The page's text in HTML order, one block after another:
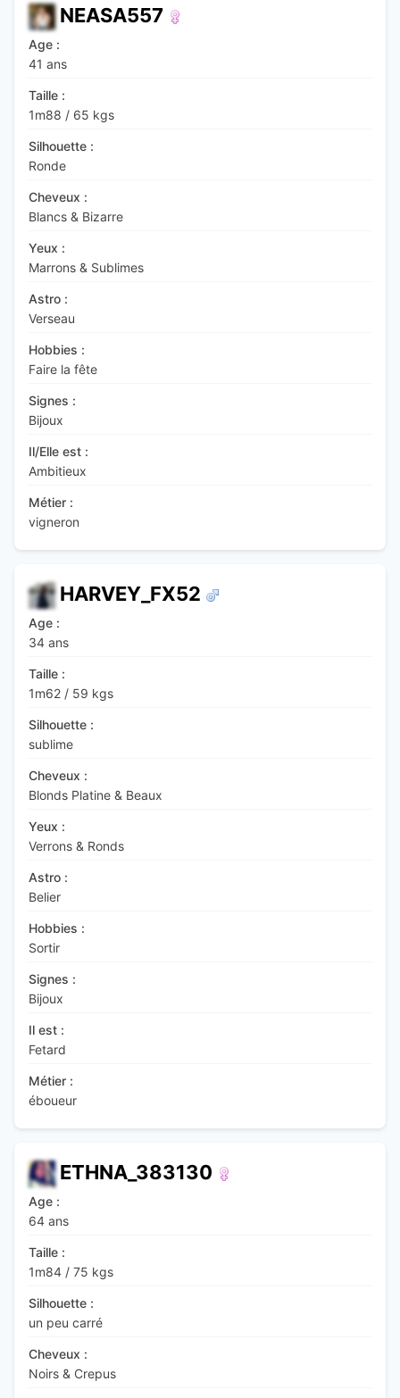
NEASA557
Age :
41 ans
Taille :
1m88 / 65 kgs
Silhouette :
Ronde
Cheveux :
Blancs & Bizarre
Yeux :
Marrons & Sublimes
Astro :
Verseau
Hobbies :
Faire la fête
Signes :
Bijoux
Il/Elle est :
Ambitieux
Métier :
vigneron
HARVEY_FX52
Age :
34 ans
Taille :
1m62 / 59 kgs
Silhouette :
sublime
Cheveux :
Blonds Platine & Beaux
Yeux :
Verrons & Ronds
Astro :
Belier
Hobbies :
Sortir
Signes :
Bijoux
Il est :
Fetard
Métier :
éboueur
ETHNA_383130
Age :
64 ans
Taille :
1m84 / 75 kgs
Silhouette :
un peu carré
Cheveux :
Noirs & Crepus